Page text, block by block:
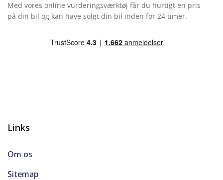
Med vores online vurderingsværktøj får du hurtigt en pris
på din bil og kan have solgt din bil inden for 24 timer.
Links
Om os
Sitemap